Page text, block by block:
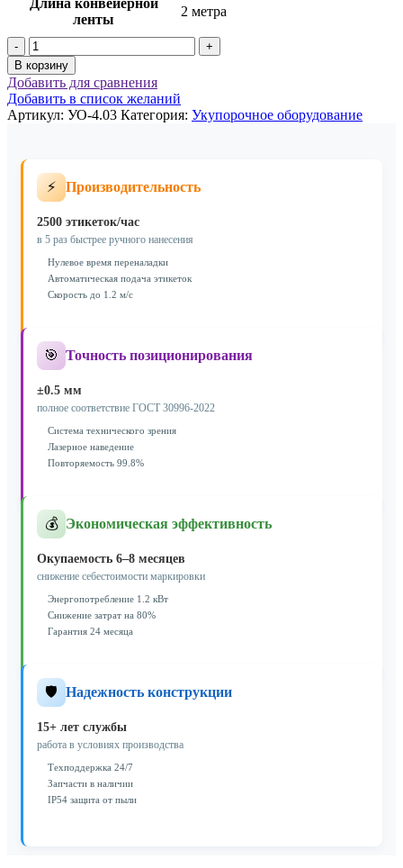
ленты
2 метра
Количество
товара
Оборудование
для
укупорки
тары
В корзину
Добавить для сравнения
Добавить в список желаний
Артикул: УО-4.03 Категория: Укупорочное оборудование
⚡ Производительность
2500 этикеток/час
в 5 раз быстрее ручного нанесения
Нулевое время переналадки
Автоматическая подача этикеток
Скорость до 1.2 м/с
🎯 Точность позиционирования
±0.5 мм
полное соответствие ГОСТ 30996-2022
Система технического зрения
Лазерное наведение
Повторяемость 99.8%
💰 Экономическая эффективность
Окупаемость 6–8 месяцев
снижение себестоимости маркировки
Энергопотребление 1.2 кВт
Снижение затрат на 80%
Гарантия 24 месяца
🛡️ Надежность конструкции
15+ лет службы
работа в условиях производства
Техподдержка 24/7
Запчасти в наличии
IP54 защита от пыли